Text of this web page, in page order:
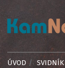
ÚVOD SVIDNÍK